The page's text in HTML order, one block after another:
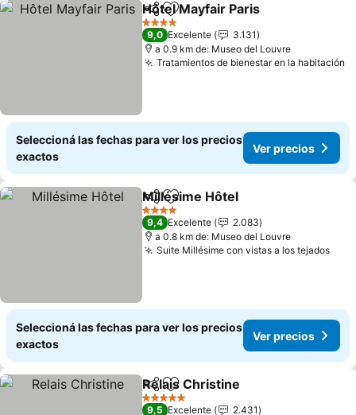
CompartirAñadir a favoritos
Hôtel Mayfair Paris
4 Estrellas
9,0 Excelente
3.131
a 0.9 km de: Museo del Louvre
Tratamientos de bienestar en la habitación
Seleccioná las fechas para ver los precios
exactos
Ver precios
CompartirAñadir a favoritos
Millésime Hôtel
4 Estrellas
9,4 Excelente
2.083
a 0.8 km de: Museo del Louvre
Suite Millésime con vistas a los tejadosVer
Seleccioná las fechas para ver los precios
exactos
Ver precios
CompartirAñadir a favoritos
Relais Christine
5 Estrellas
9,5 Excelente 2.431